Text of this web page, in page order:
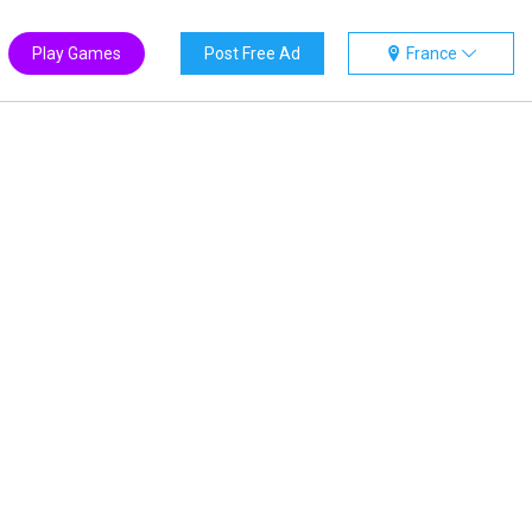
France
Post Free Ad
Play Games